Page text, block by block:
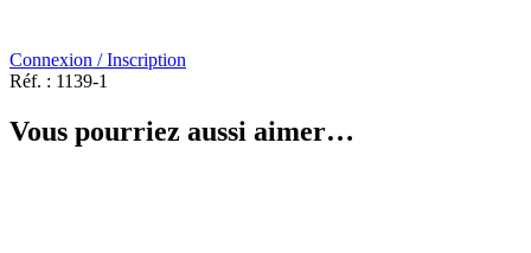
Connexion / Inscription
Réf. : 1139-1
Vous pourriez aussi aimer…